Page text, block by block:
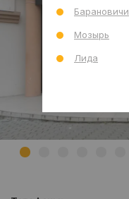
Барановичи
Мозырь
Лида